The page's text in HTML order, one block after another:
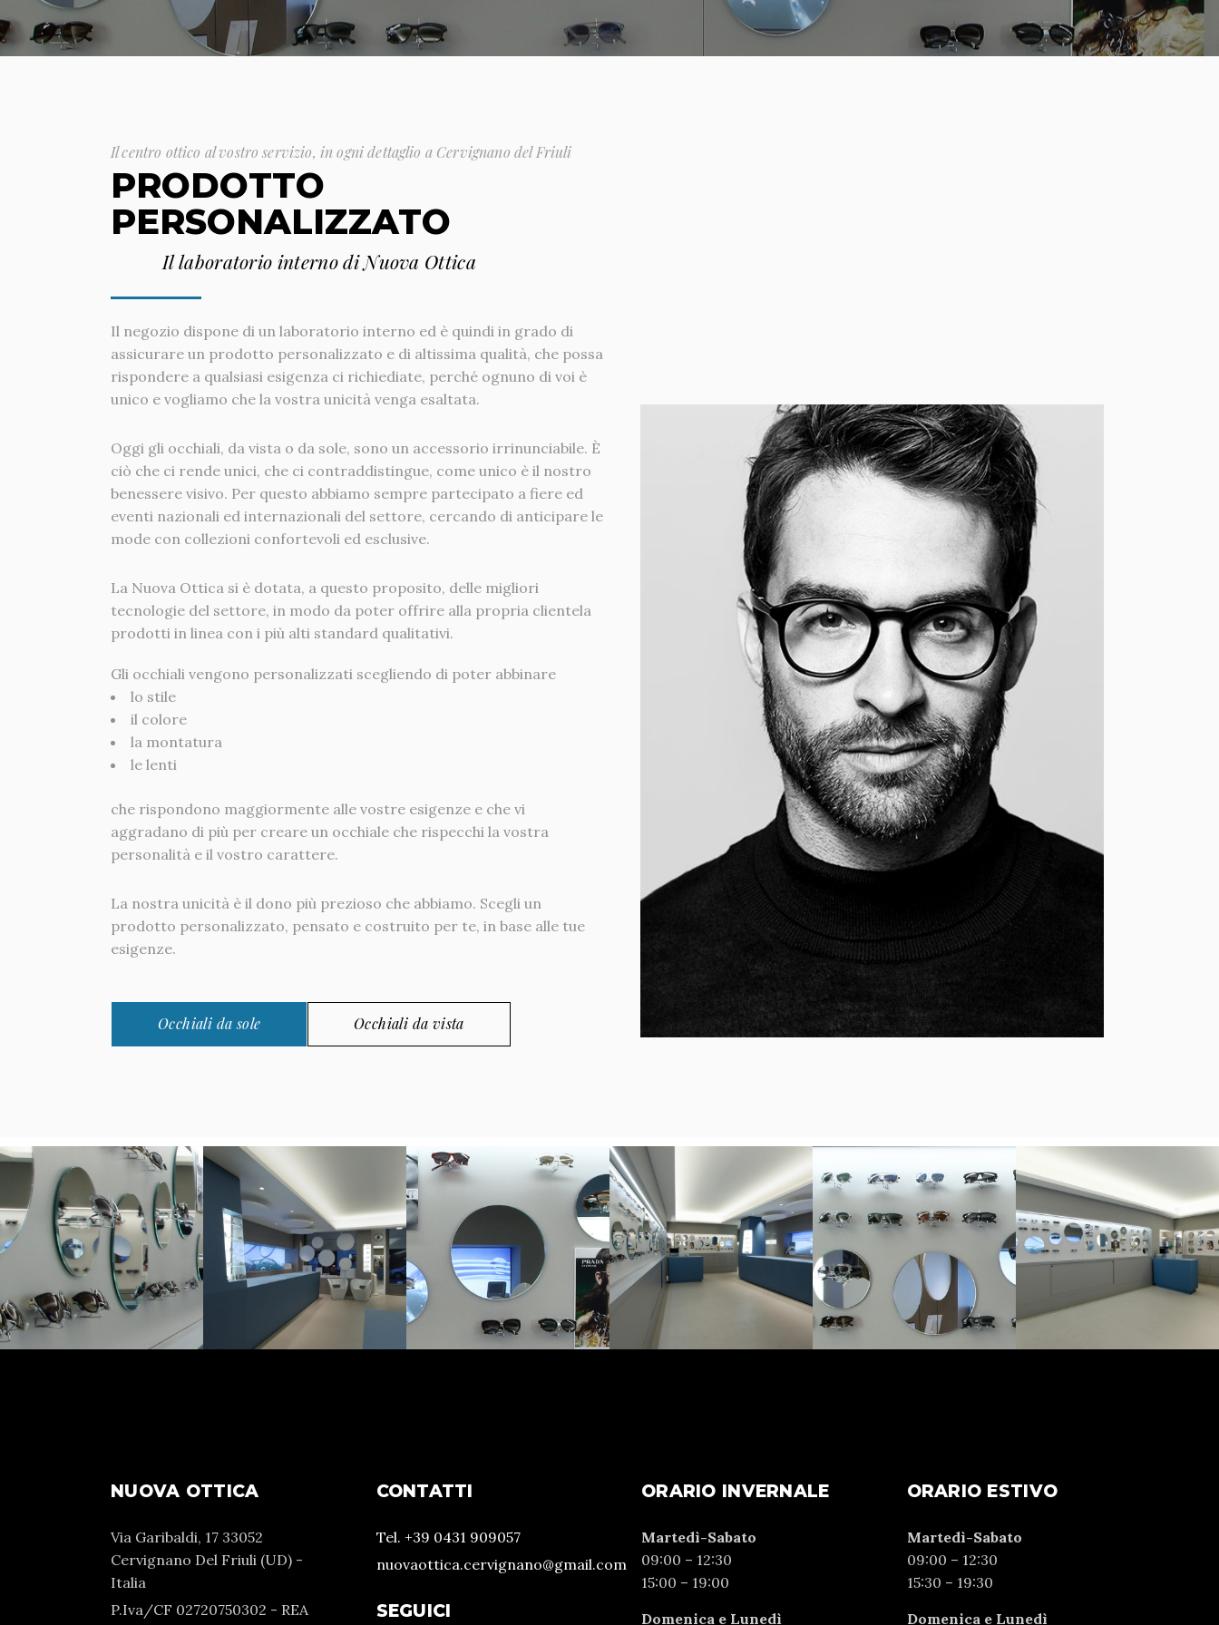
Il centro ottico al vostro servizio, in ogni dettaglio a Cervignano del Friuli
PRODOTTO
PERSONALIZZATO
Il laboratorio interno di Nuova Ottica
Il negozio dispone di un laboratorio interno ed è quindi in grado di
assicurare un prodotto personalizzato e di altissima qualità, che possa
rispondere a qualsiasi esigenza ci richiediate, perché ognuno di voi è
unico e vogliamo che la vostra unicità venga esaltata.
Oggi gli occhiali, da vista o da sole, sono un accessorio irrinunciabile. È
ciò che ci rende unici, che ci contraddistingue, come unico è il nostro
benessere visivo. Per questo abbiamo sempre partecipato a fiere ed
eventi nazionali ed internazionali del settore, cercando di anticipare le
mode con collezioni confortevoli ed esclusive.
La Nuova Ottica si è dotata, a questo proposito, delle migliori
tecnologie del settore, in modo da poter offrire alla propria clientela
prodotti in linea con i più alti standard qualitativi.
Gli occhiali vengono personalizzati scegliendo di poter abbinare
lo stile
il colore
la montatura
le lenti
che rispondono maggiormente alle vostre esigenze e che vi
aggradano di più per creare un occhiale che rispecchi la vostra
personalità e il vostro carattere.
La nostra unicità è il dono più prezioso che abbiamo. Scegli un
prodotto personalizzato, pensato e costruito per te, in base alle tue
esigenze.
Occhiali da sole Occhiali da vista
NUOVA OTTICA
Via Garibaldi, 17 33052
Cervignano Del Friuli (UD) -
Italia
P.Iva/CF 02720750302 - REA
CONTATTI
Tel. +39 0431 909057
nuovaottica.cervignano@gmail.com
SEGUICI
ORARIO INVERNALE
Martedì-Sabato
09:00 – 12:30
15:00 – 19:00
Domenica e Lunedì
ORARIO ESTIVO
Martedì-Sabato
09:00 – 12:30
15:30 – 19:30
Domenica e Lunedì